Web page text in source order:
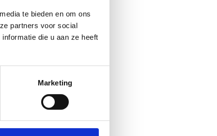
te bieden en om ons
partners voor social
die u aan ze heeft
Marketing